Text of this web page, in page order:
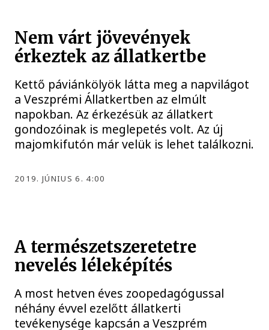
Nem várt jövevények
érkeztek az állatkertbe
Kettő páviánkölyök látta meg a napvilágot
a Veszprémi Állatkertben az elmúlt
napokban. Az érkezésük az állatkert
gondozóinak is meglepetés volt. Az új
majomkifutón már velük is lehet találkozni.
2019. JÚNIUS 6. 4:00
A természetszeretetre
nevelés léleképítés
A most hetven éves zoopedagógussal
néhány évvel ezelőtt állatkerti
tevékenysége kapcsán a Veszprém